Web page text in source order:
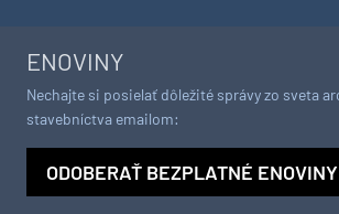
ENOVINY
Nechajte si posielať dôležité správy zo sveta
stavebníctva emailom:
ODOBERAŤ BEZPLATNÉ ENOVINY